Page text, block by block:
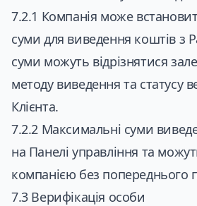
7.2.1 Компанія може
суми для виведення коштів з
суми можуть відрізнятися
методу виведення та статусу
Клієнта.
7.2.2 Максимальні суми
на Панелі управління та
компанією без попереднього
7.3 Верифікація особи